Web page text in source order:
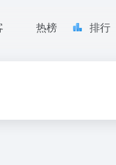
热榜 排行